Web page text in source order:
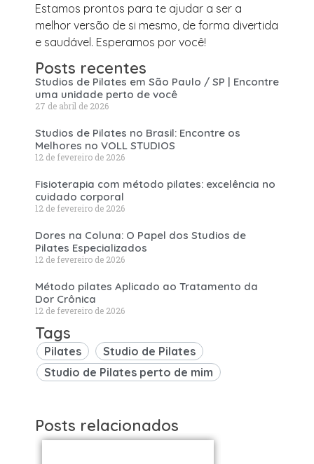
Estamos prontos para te ajudar a ser a
melhor versão de si mesmo, de forma divertida
e saudável. Esperamos por você!
Posts recentes
Studios de Pilates em São Paulo / SP | Encontre
uma unidade perto de você
27 de abril de 2026
Studios de Pilates no Brasil: Encontre os
Melhores no VOLL STUDIOS
12 de fevereiro de 2026
Fisioterapia com método pilates: excelência no
cuidado corporal
12 de fevereiro de 2026
Dores na Coluna: O Papel dos Studios de
Pilates Especializados
12 de fevereiro de 2026
Método pilates Aplicado ao Tratamento da
Dor Crônica
12 de fevereiro de 2026
Tags
Pilates
Studio de Pilates
Studio de Pilates perto de mim
Posts relacionados